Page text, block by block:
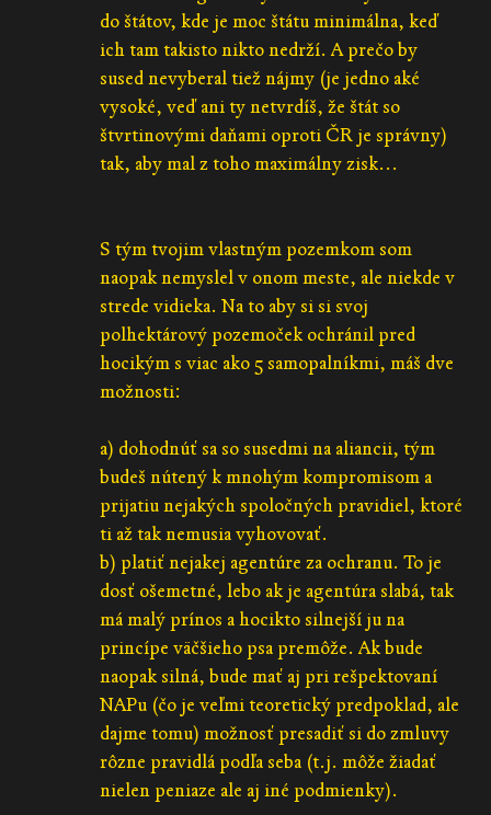
do štátov, kde je moc štátu minimálna, keď
ich tam takisto nikto nedrží. A prečo by
sused nevyberal tiež nájmy (je jedno aké
vysoké, veď ani ty netvrdíš, že štát so
štvrtinovými daňami oproti ČR je správny)
tak, aby mal z toho maximálny zisk...
S tým tvojim vlastným pozemkom som
naopak nemyslel v onom meste, ale niekde v
strede vidieka. Na to aby si si svoj
polhektárový pozemoček ochránil pred
hocikým s viac ako 5 samopalníkmi, máš dve
možnosti:
a) dohodnúť sa so susedmi na aliancii, tým
budeš nútený k mnohým kompromisom a
prijatiu nejakých spoločných pravidiel, ktoré
ti až tak nemusia vyhovovať.
b) platiť nejakej agentúre za ochranu. To je
dosť ošemetné, lebo ak je agentúra slabá, tak
má malý prínos a hocikto silnejší ju na
princípe väčšieho psa premôže. Ak bude
naopak silná, bude mať aj pri rešpektovaní
NAPu (čo je veľmi teoretický predpoklad, ale
dajme tomu) možnosť presadiť si do zmluvy
rôzne pravidlá podľa seba (t.j. môže žiadať
nielen peniaze ale aj iné podmienky).